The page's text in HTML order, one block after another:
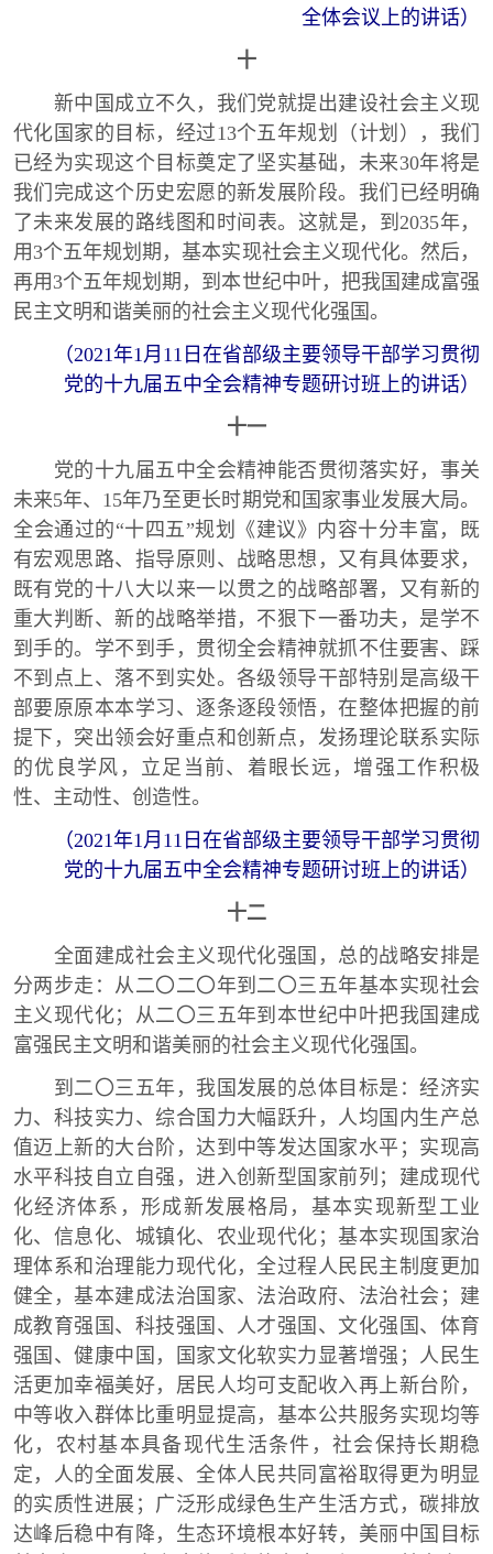
全体会议上的讲话）
十
新中国成立不久，我们党就提出建设社会主义现
代化国家的目标，经过13个五年规划（计划），我们
已经为实现这个目标奠定了坚实基础，未来30年将是
我们完成这个历史宏愿的新发展阶段。我们已经明确
了未来发展的路线图和时间表。这就是，到2035年，
用3个五年规划期，基本实现社会主义现代化。然后，
再用3个五年规划期，到本世纪中叶，把我国建成富强
民主文明和谐美丽的社会主义现代化强国。
（2021年1月11日在省部级主要领导干部学习贯彻
党的十九届五中全会精神专题研讨班上的讲话）
十一
党的十九届五中全会精神能否贯彻落实好，事关
未来5年、15年乃至更长时期党和国家事业发展大局。
全会通过的“十四五”规划《建议》内容十分丰富，既
有宏观思路、指导原则、战略思想，又有具体要求，
既有党的十八大以来一以贯之的战略部署，又有新的
重大判断、新的战略举措，不狠下一番功夫，是学不
到手的。学不到手，贯彻全会精神就抓不住要害、踩
不到点上、落不到实处。各级领导干部特别是高级干
部要原原本本学习、逐条逐段领悟，在整体把握的前
提下，突出领会好重点和创新点，发扬理论联系实际
的优良学风，立足当前、着眼长远，增强工作积极
性、主动性、创造性。
（2021年1月11日在省部级主要领导干部学习贯彻
党的十九届五中全会精神专题研讨班上的讲话）
十二
全面建成社会主义现代化强国，总的战略安排是
分两步走：从二〇二〇年到二〇三五年基本实现社会
主义现代化；从二〇三五年到本世纪中叶把我国建成
富强民主文明和谐美丽的社会主义现代化强国。
到二〇三五年，我国发展的总体目标是：经济实
力、科技实力、综合国力大幅跃升，人均国内生产总
值迈上新的大台阶，达到中等发达国家水平；实现高
水平科技自立自强，进入创新型国家前列；建成现代
化经济体系，形成新发展格局，基本实现新型工业
化、信息化、城镇化、农业现代化；基本实现国家治
理体系和治理能力现代化，全过程人民民主制度更加
健全，基本建成法治国家、法治政府、法治社会；建
成教育强国、科技强国、人才强国、文化强国、体育
强国、健康中国，国家文化软实力显著增强；人民生
活更加幸福美好，居民人均可支配收入再上新台阶，
中等收入群体比重明显提高，基本公共服务实现均等
化，农村基本具备现代生活条件，社会保持长期稳
定，人的全面发展、全体人民共同富裕取得更为明显
的实质性进展；广泛形成绿色生产生活方式，碳排放
达峰后稳中有降，生态环境根本好转，美丽中国目标